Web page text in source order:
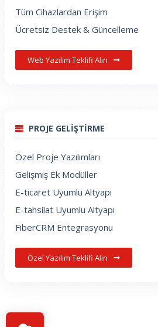
Tüm Cihazlardan Erişim
Ücretsiz Destek & Güncelleme
Web Yazılım Teklifi Alın
PROJE GELİŞTİRME
Özel Proje Yazılımları
Gelişmiş Ek Modüller
E-ticaret Uyumlu Altyapı
E-tahsilat Uyumlu Altyapı
FiberCRM Entegrasyonu
Özel Yazılım Teklifi Alın